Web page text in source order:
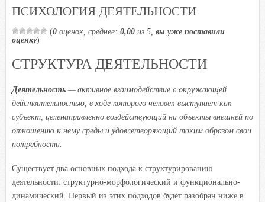
ПСИХОЛОГИЯ ДЕЯТЕЛЬНОСТИ
(0 оценок, среднее: 0,00 из 5, вы уже поставили
оценку)
СТРУКТУРА ДЕЯТЕЛЬНОСТИ
Деятельность — активное взаимодействие с окружающей
действительностью, в ходе которого человек выступает как
субъект, целенаправленно воздействующий на объекты внешней по
отношению к нему среды и удовлетворяющий таким образом свои
потребности.
Существует два основных подхода к структурированию
деятельности: структурно-морфологический и функционально-
динамический. Первый из этих подходов будет разобран ниже в